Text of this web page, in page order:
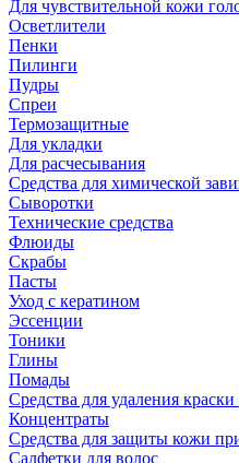
Для чувствительной кожи
Осветлители
Пенки
Пилинги
Пудры
Спреи
Термозащитные
Для укладки
Для расчесывания
Средства для химической
Сыворотки
Технические средства
Флюиды
Скрабы
Пасты
Уход с кератином
Эссенции
Тоники
Глины
Помады
Средства для удаления
Концентраты
Средства для защиты кожи
Салфетки для волос